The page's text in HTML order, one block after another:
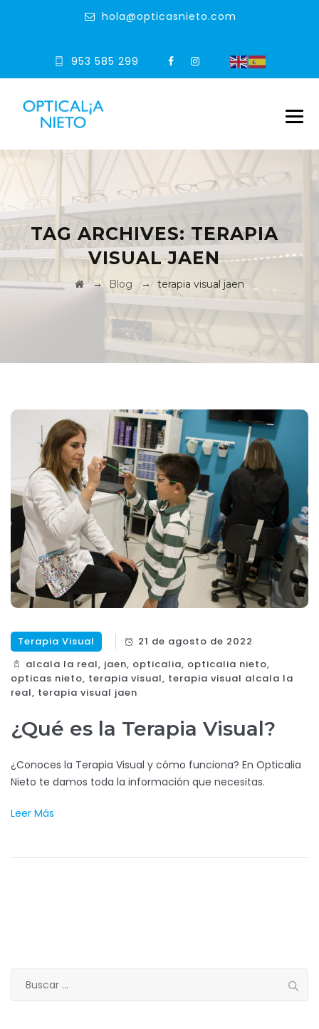
hola@opticasnieto.com
953 585 299
TAG ARCHIVES: TERAPIA
VISUAL JAEN
→ Blog → terapia visual jaen
Terapia Visual
21 de agosto de 2022
alcala la real, jaen, opticalia, opticalia nieto,
opticas nieto, terapia visual, terapia visual alcala la
real, terapia visual jaen
¿Qué es la Terapia Visual?
¿Conoces la Terapia Visual y cómo funciona? En Opticalia
Nieto te damos toda la información que necesitas.
Leer Más